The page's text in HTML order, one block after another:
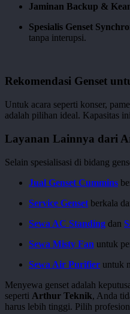
Jaminan Backup &
Spesialis Genset
tanpa interupsi.
Rekomendasi Genset
Untuk acara seperti konser,
adalah pilihan ideal. Kapasitas
Layanan Lainnya dari
Selain spesialisasi di bidang
Jual Genset Cummins
Service Genset berkala
Sewa AC Standing dan
Sewa Misty Fan untuk
Sewa Air Purifier untuk
Menyewa genset adalah
seperti Arthur Teknik, Anda
harus lebih tinggi. Pilih